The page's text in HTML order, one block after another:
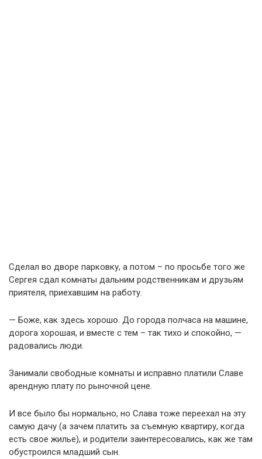
Сделал во дворе парковку, а потом – по просьбе того же
Сергея сдал комнаты дальним родственникам и друзьям
приятеля, приехавшим на работу.
— Боже, как здесь хорошо. До города полчаса на машине,
дорога хорошая, и вместе с тем – так тихо и спокойно, —
радовались люди.
Занимали свободные комнаты и исправно платили Славе
арендную плату по рыночной цене.
И все было бы нормально, но Слава тоже переехал на эту
самую дачу (а зачем платить за съемную квартиру, когда
есть свое жилье), и родители заинтересовались, как же там
обустроился младший сын.